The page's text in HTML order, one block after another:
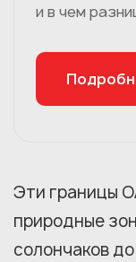
и в чем
Эти границы
природные
солончаков